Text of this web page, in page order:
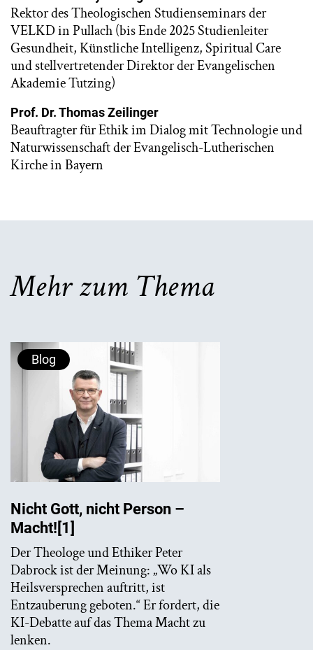
Rektor des Theologischen Studienseminars der
VELKD in Pullach (bis Ende 2025 Studienleiter
Gesundheit, Künstliche Intelligenz, Spiritual Care
und stellvertretender Direktor der Evangelischen
Akademie Tutzing)
Prof. Dr. Thomas Zeilinger
Beauftragter für Ethik im Dialog mit Technologie und
Naturwissenschaft der Evangelisch-Lutherischen
Kirche in Bayern
Mehr zum Thema
Blog
Nicht Gott, nicht Person –
Macht![1]
Der Theologe und Ethiker Peter
Dabrock ist der Meinung: „Wo KI als
Heilsversprechen auftritt, ist
Entzauberung geboten.“ Er fordert, die
KI-Debatte auf das Thema Macht zu
lenken.